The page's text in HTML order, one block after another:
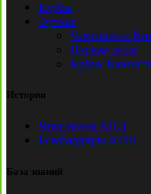
Клубы
Футзал
Чемпионат
Первая лига
Кубок
История
Чемпионы КПЛ
Бомбардиры КПЛ
База знаний